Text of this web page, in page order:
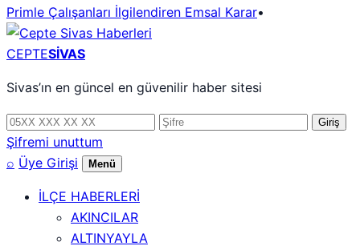
Primle Çalışanları İlgilendiren Emsal Karar•
CEPTESİVAS
Sivas’ın en güncel en güvenilir haber sitesi
Telefon
numarası
Şifre Giriş
Şifremi unuttum
⌕ Üye Girişi Menü
İLÇE HABERLERİ
AKINCILAR
ALTINYAYLA